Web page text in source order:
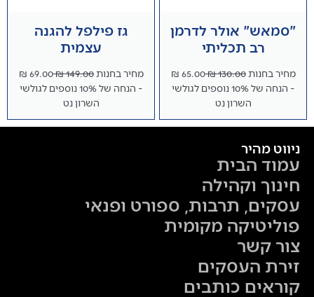
"סמאש" אולר לדרמן
רב תכליתי
מחיר בחנות130.00 ₪
65.00 ₪
- הנחה של 10% נוספים לגולשי
השרון נט
גז פילפל להגנה
עצמית
מחיר בחנות149.00 ₪
69.00 ₪
- הנחה של 10% נוספים לגולשי
השרון נט
ניווט מהיר
עמוד הבית
חינוך וקהילה
עסקים, תרבות, ספורט ופנאי
פוליטיקה מקומית
צור קשר
זירת העסקים
קוראים כותבים